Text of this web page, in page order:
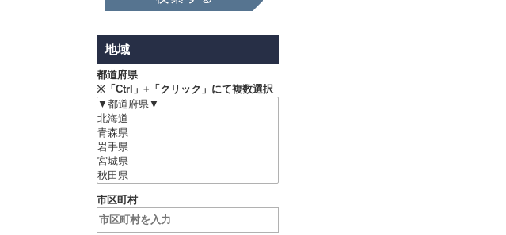
地域
都道府県
※「Ctrl」+「クリック」にて複数選択
市区町村